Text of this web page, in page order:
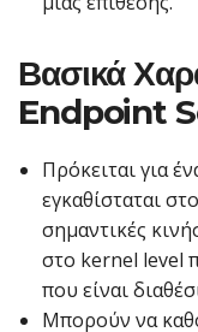
Βασικά
Endpoint
Πρόκειται για
εγκαθίσταται
σημαντικές
στο kernel level
που είναι
Μπορούν να